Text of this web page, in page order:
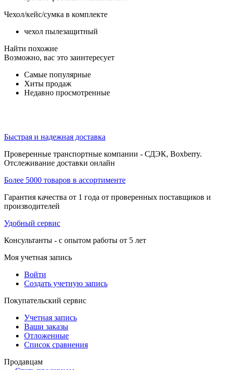
Чехол/кейс/сумка в комплекте
чехол пылезащитный
Найти похожие
Возможно, вас это заинтересует
Самые популярные
Хиты продаж
Недавно просмотренные
Быстрая и надежная доставка
Проверенные транспортные компании - СДЭК, Boxberry.
Отслеживание доставки онлайн
Более 5000 товаров в ассортименте
Гарантия качества от 1 года от проверенных поставщиков и
производителей
Удобный сервис
Консультанты - с опытом работы от 5 лет
Моя учетная запись
Войти
Создать учетную запись
Покупательский сервис
Учетная запись
Ваши заказы
Отложенные
Список сравнения
Продавцам